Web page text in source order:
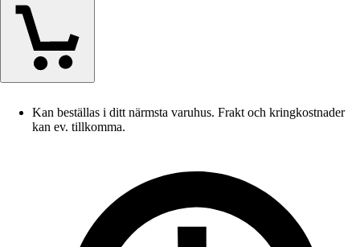
Kan beställas i ditt närmsta varuhus. Frakt och kringkostnader
kan ev. tillkomma.